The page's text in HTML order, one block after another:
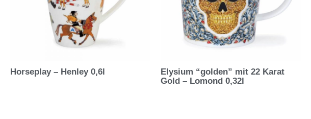
Horseplay – Henley 0,6l
Elysium “golden” mit 22 Karat
Gold – Lomond 0,32l